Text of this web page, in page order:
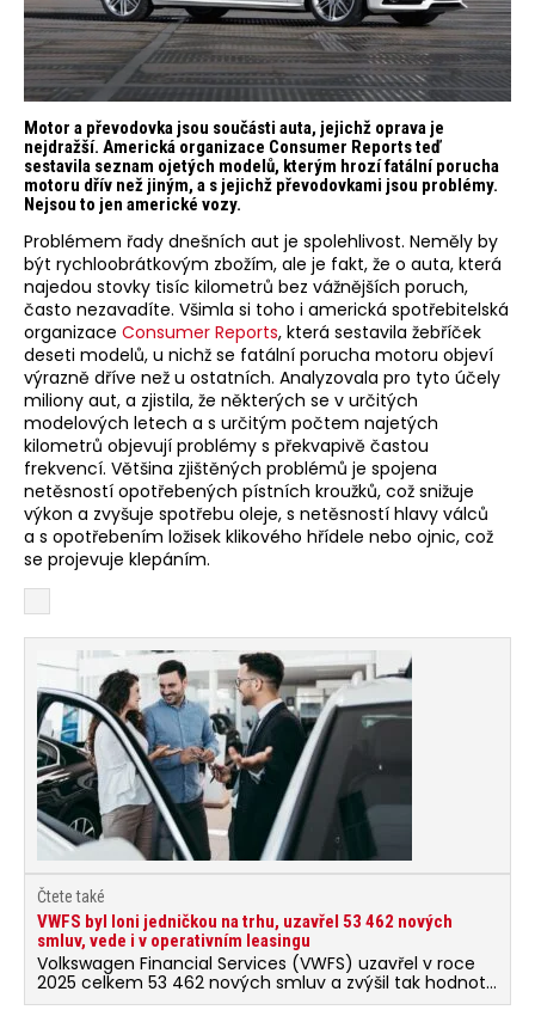
Motor a převodovka jsou součásti auta, jejichž oprava je
nejdražší. Americká organizace Consumer Reports teď
sestavila seznam ojetých modelů, kterým hrozí fatální porucha
motoru dřív než jiným, a s jejichž převodovkami jsou problémy.
Nejsou to jen americké vozy.
Problémem řady dnešních aut je spolehlivost. Neměly by
být rychloobrátkovým zbožím, ale je fakt, že o auta, která
najedou stovky tisíc kilometrů bez vážnějších poruch,
často nezavadíte. Všimla si toho i americká spotřebitelská
organizace Consumer Reports, která sestavila žebříček
deseti modelů, u nichž se fatální porucha motoru objeví
výrazně dříve než u ostatních. Analyzovala pro tyto účely
miliony aut, a zjistila, že některých se v určitých
modelových letech a s určitým počtem najetých
kilometrů objevují problémy s překvapivě častou
frekvencí. Většina zjištěných problémů je spojena
netěsností opotřebených pístních kroužků, což snižuje
výkon a zvyšuje spotřebu oleje, s netěsností hlavy válců
a s opotřebením ložisek klikového hřídele nebo ojnic, což
se projevuje klepáním.
Čtete také
VWFS byl loni jedničkou na trhu, uzavřel 53 462 nových
smluv, vede i v operativním leasingu
Volkswagen Financial Services (VWFS) uzavřel v roce
2025 celkem 53 462 nových smluv a zvýšil tak hodnotu
financovaného portfolia na rekordních 60 miliard…